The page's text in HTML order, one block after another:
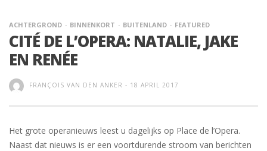
ACHTERGROND BINNENKORT BUITENLAND FEATURED
CITÉ DE L’OPERA: NATALIE, JAKE
EN RENÉE
FRANÇOIS VAN DEN ANKER - 18 APRIL 2017
Het grote operanieuws leest u dagelijks op Place de l’Opera.
Naast dat nieuws is er een voortdurende stroom van berichten